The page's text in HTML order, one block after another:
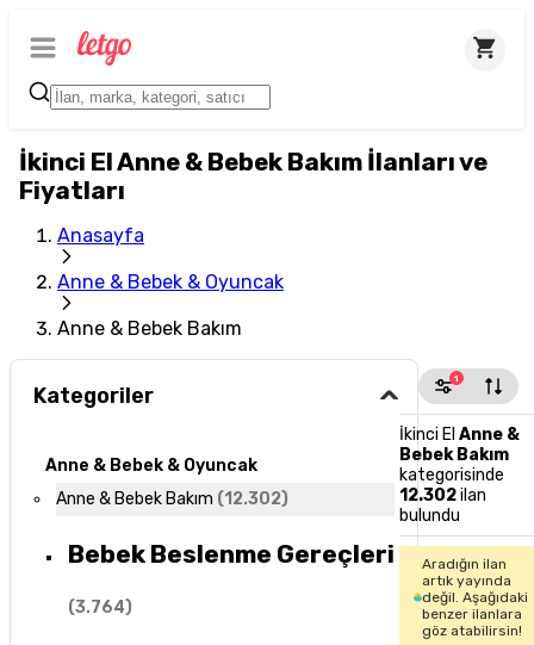
İkinci El Anne & Bebek Bakım İlanları ve
Fiyatları
Anasayfa
Anne & Bebek & Oyuncak
Anne & Bebek Bakım
Kategoriler
Anne & Bebek & Oyuncak
Anne & Bebek Bakım (12.302)
Bebek Beslenme Gereçleri
(3.764)
1
İkinci ElAnne &
Bebek Bakım
kategorisinde
12.302ilan
bulundu
Aradığın ilan
artık yayında
değil. Aşağıdaki
benzer ilanlara
göz atabilirsin!